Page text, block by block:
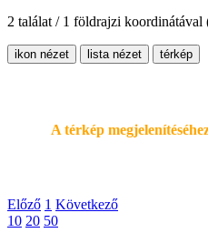
2 találat / 1 földrajzi koordinátával
ikon nézet lista nézet térkép
A térkép
Előző 1 Következő
10 20 50